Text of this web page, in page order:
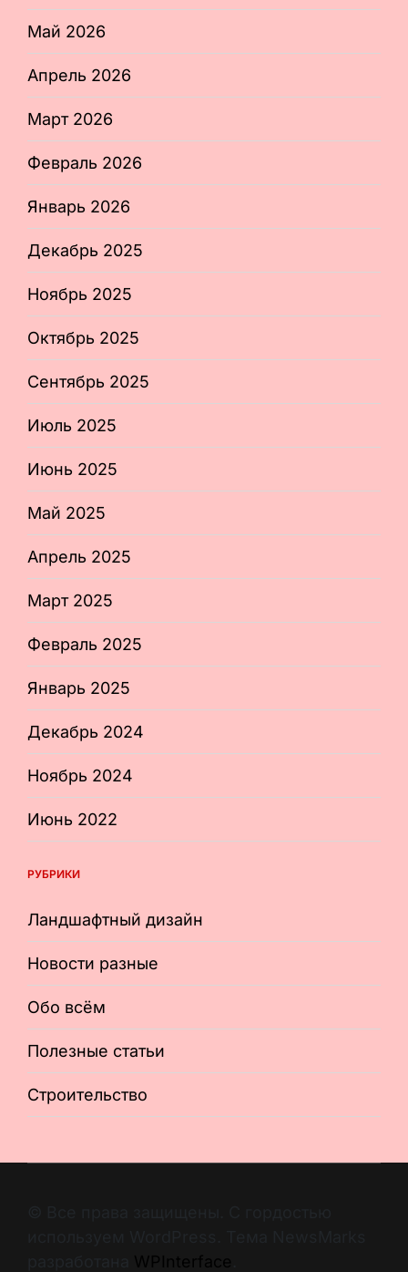
Май 2026
Апрель 2026
Март 2026
Февраль 2026
Январь 2026
Декабрь 2025
Ноябрь 2025
Октябрь 2025
Сентябрь 2025
Июль 2025
Июнь 2025
Май 2025
Апрель 2025
Март 2025
Февраль 2025
Январь 2025
Декабрь 2024
Ноябрь 2024
Июнь 2022
РУБРИКИ
Ландшафтный дизайн
Новости разные
Обо всём
Полезные статьи
Строительство